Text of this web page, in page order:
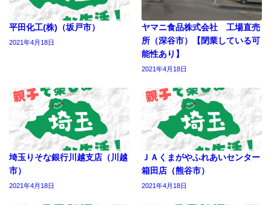
平田化工(株)（坂戸市）
2021年4月18日
ヤマニ食品株式会社 工場直売
所（深谷市）【閉業している可
能性あり】
2021年4月18日
埼玉りそな銀行川越支店（川越
市）
2021年4月18日
ＪＡくまがやふれあいセンター
箱田店（熊谷市）
2021年4月18日